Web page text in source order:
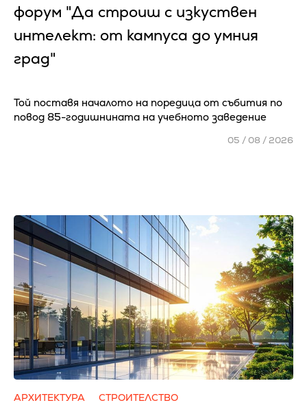
форум "Да строиш с изкуствен
интелект: от кампуса до умния
град"
Той поставя началото на поредица от събития по
повод 85-годишнината на учебното заведение
05 / 08 / 2026
АРХИТЕКТУРА СТРОИТЕЛСТВО